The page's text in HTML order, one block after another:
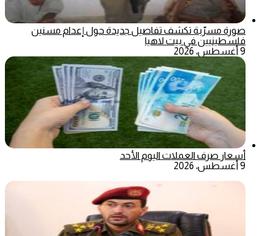
صورة مسرّبة تكشف تفاصيل جديدة حول إعدام مسنين
فلسطينيين في بيت لاهيا
9 أغسطس، 2026
أسعار صرف العملات اليوم الأحد
9 أغسطس، 2026